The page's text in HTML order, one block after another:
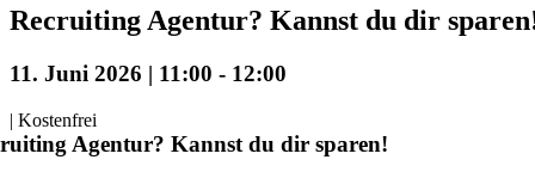
Recruiting Agentur? Kannst du dir
11. Juni 2026 | 11:00 - 12:00
| Kostenfrei
Agentur? Kannst du dir sparen!